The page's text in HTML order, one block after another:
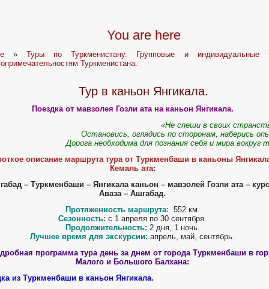
You are here
»Туры по Туркменистану. Групповые и
Туркменистана.
Тур в каньон Янгикала.
Поездка от мавзолея Гозли ата на каньон Янгикала.
«Не спеши в своих
Остановись, оглядись по сторонам, наберись
Дорога необходима для познания себя и мира вокруг
описание маршрута тура от Туркменбаши в каньоны
Кемаль ата:
– Туркменбаши – Янгикала каньон – мавзолей Гозли ата –
Аваза – Ашгабад.
Протяженность маршрута: 552 км.
Сезонность: с 1 апреля по 30 сентября.
Продолжительность: 2 дня, 1 ночь.
Лучшее время для экскурсии: апрель, май, сентябрь.
программа тура день за днем от города Туркменбаши в
Малого и Большого Балхана:
из Туркменбаши в каньон Янгикала.